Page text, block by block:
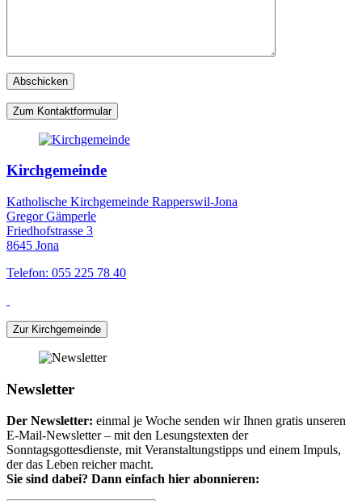
Zum Kontaktformular
Kirchgemeinde
Katholische Kirchgemeinde Rapperswil-Jona
Gregor Gämperle
Friedhofstrasse 3
8645 Jona
Telefon: 055 225 78 40
Zur Kirchgemeinde
Newsletter
Der Newsletter: einmal je Woche senden wir Ihnen gratis unseren
E-Mail-Newsletter – mit den Lesungstexten der
Sonntagsgottesdienste, mit Veranstaltungstipps und einem Impuls,
der das Leben reicher macht.
Sie sind dabei? Dann einfach hier abonnieren: